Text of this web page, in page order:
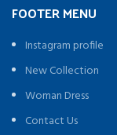
FOOTER MENU
Instagram profile
New Collection
Woman Dress
Contact Us